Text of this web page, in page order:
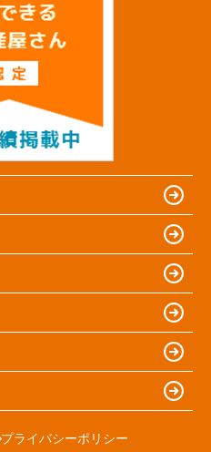
プライバシーポリシー